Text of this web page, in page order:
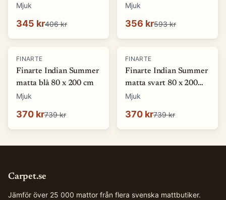
Mjuk
345 kr406 kr
Mjuk
356 kr593 kr
-50 %
FINARTE
Finarte Indian Summer
matta blå 80 x 200 cm
Mjuk
370 kr739 kr
-50 %
FINARTE
Finarte Indian Summer
matta svart 80 x 200
cm
Mjuk
370 kr739 kr
Carpet.se
Jämför över 25 000 mattor från flera svenska mattbutiker.